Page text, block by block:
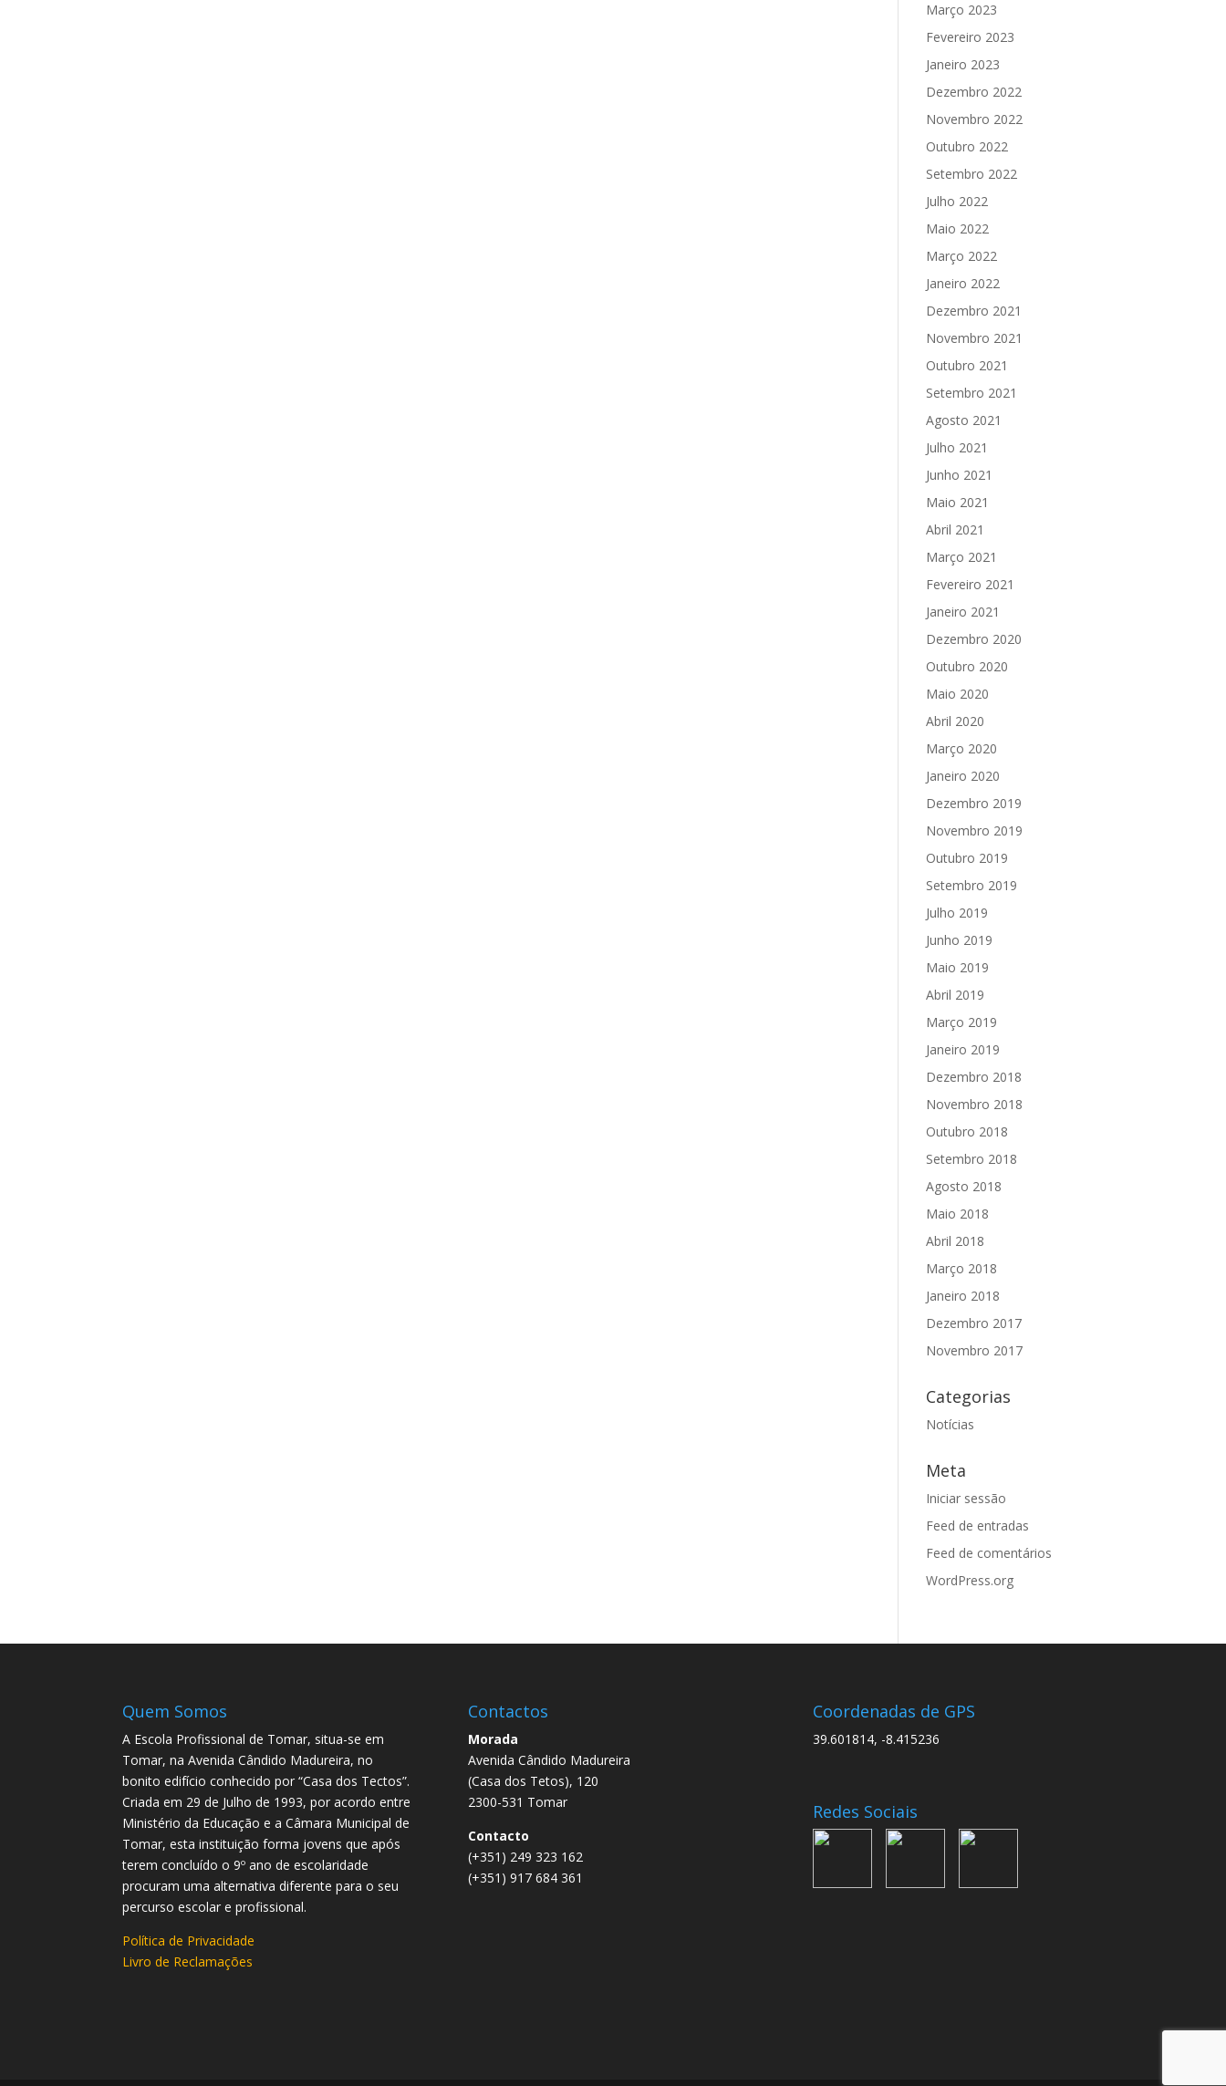
Março 2023
Fevereiro 2023
Janeiro 2023
Dezembro 2022
Novembro 2022
Outubro 2022
Setembro 2022
Julho 2022
Maio 2022
Março 2022
Janeiro 2022
Dezembro 2021
Novembro 2021
Outubro 2021
Setembro 2021
Agosto 2021
Julho 2021
Junho 2021
Maio 2021
Abril 2021
Março 2021
Fevereiro 2021
Janeiro 2021
Dezembro 2020
Outubro 2020
Maio 2020
Abril 2020
Março 2020
Janeiro 2020
Dezembro 2019
Novembro 2019
Outubro 2019
Setembro 2019
Julho 2019
Junho 2019
Maio 2019
Abril 2019
Março 2019
Janeiro 2019
Dezembro 2018
Novembro 2018
Outubro 2018
Setembro 2018
Agosto 2018
Maio 2018
Abril 2018
Março 2018
Janeiro 2018
Dezembro 2017
Novembro 2017
Categorias
Notícias
Meta
Iniciar sessão
Feed de entradas
Feed de comentários
WordPress.org
Quem Somos
A Escola Profissional de Tomar, situa-se em
Tomar, na Avenida Cândido Madureira, no
bonito edifício conhecido por “Casa dos Tectos”.
Criada em 29 de Julho de 1993, por acordo entre
Ministério da Educação e a Câmara Municipal de
Tomar, esta instituição forma jovens que após
terem concluído o 9º ano de escolaridade
procuram uma alternativa diferente para o seu
percurso escolar e profissional.
Política de Privacidade
Livro de Reclamações
Contactos
Morada
Avenida Cândido Madureira
(Casa dos Tetos), 120
2300-531 Tomar
Contacto
(+351) 249 323 162
(+351) 917 684 361
Coordenadas de GPS
39.601814, -8.415236
Redes Sociais